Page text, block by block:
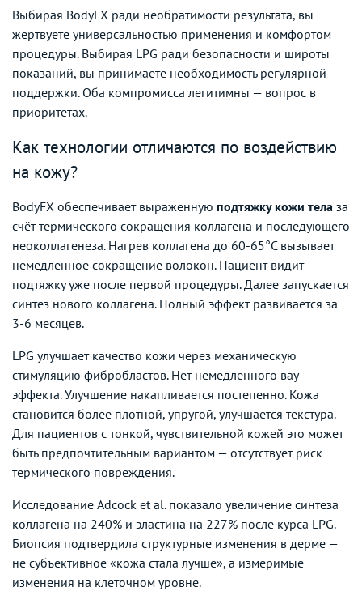
Выбирая BodyFX ради необратимости результата, вы
жертвуете универсальностью применения и комфортом
процедуры. Выбирая LPG ради безопасности и широты
показаний, вы принимаете необходимость регулярной
поддержки. Оба компромисса легитимны — вопрос в
приоритетах.
Как технологии отличаются по воздействию
на кожу?
BodyFX обеспечивает выраженную подтяжку кожи тела за
счёт термического сокращения коллагена и последующего
неоколлагенеза. Нагрев коллагена до 60-65°C вызывает
немедленное сокращение волокон. Пациент видит
подтяжку уже после первой процедуры. Далее запускается
синтез нового коллагена. Полный эффект развивается за
3-6 месяцев.
LPG улучшает качество кожи через механическую
стимуляцию фибробластов. Нет немедленного вау-
эффекта. Улучшение накапливается постепенно. Кожа
становится более плотной, упругой, улучшается текстура.
Для пациентов с тонкой, чувствительной кожей это может
быть предпочтительным вариантом — отсутствует риск
термического повреждения.
Исследование Adcock et al. показало увеличение синтеза
коллагена на 240% и эластина на 227% после курса LPG.
Биопсия подтвердила структурные изменения в дерме —
не субъективное «кожа стала лучше», а измеримые
изменения на клеточном уровне.